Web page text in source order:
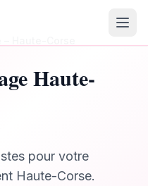
Haute-
pour votre
Haute-Corse.